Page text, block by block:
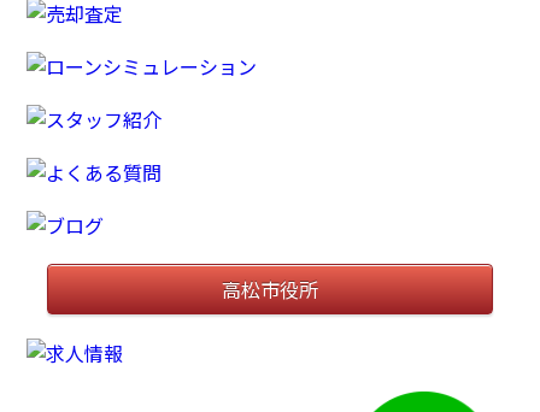
高松市役所